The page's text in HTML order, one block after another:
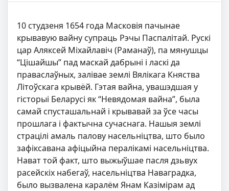
10 студзеня 1654 года Масковія пачынае
крывавую вайну супраць Рэчы Паспалітай. Рускі
цар Аляксей Міхайлавіч (Раманаў), па мянушцы
“Цішайшы” пад маскай дабрыні і ласкі да
праваслаўных, залівае землі Вялікага Княства
Літоўскага крывёй. Гэтая вайна, увашэдшая у
гісторыі Беларусі як “Невядомая вайна”, была
самай спусташальнай і крывавай за ўсе часы
прошлага і фактычна сучаснага. Нашыя землі
страцілі амаль палову насельніцтва, што было
зафіксавана афіцыйна пералікамі насельніцтва.
Нават той факт, што выжыўшае пасля дзьвух
расейскіх набегаў, насельніцтва Наваградка,
было вызвалена каралём Янам Казімірам ад